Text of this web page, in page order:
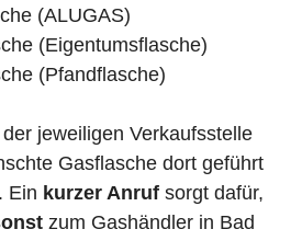
(ALUGAS)
(Eigentumsflasche)
(Pfandflasche)
jeweiligen Verkaufsstelle
Gasflasche dort geführt
Ein kurzer Anruf sorgt dafür,
zum Gashändler in Bad